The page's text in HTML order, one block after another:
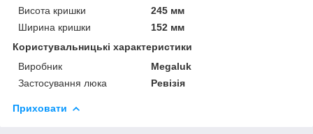
Висота кришки
245 мм
Ширина кришки
152 мм
Користувальницькі характеристики
Виробник
Megaluk
Застосування люка
Ревізія
Приховати